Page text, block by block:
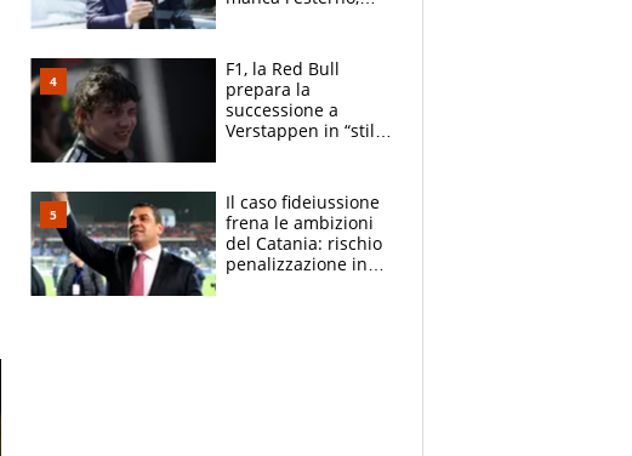
vero obiettivo di
Marotta
F1, la Red Bull
prepara la
successione a
Verstappen in “stile
attacco all’Italia
Il caso fideiussione
frena le ambizioni
del Catania: rischio
penalizzazione in